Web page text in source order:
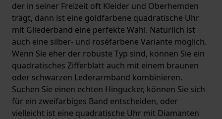
der in seiner Freizeit oft Kleider und Oberhemden
trägt, dann ist eine goldfarbene quadratische Uhr
mit Gliederband eine perfekte Wahl. Natürlich ist
auch eine silber- und roséfarbene Variante möglich.
Wenn Sie eher der robuste Typ sind, können Sie ein
quadratisches Zifferblatt auch mit einem braunen
oder schwarzen Lederarmband kombinieren.
Suchen Sie einen echten Hingucker, können Sie sich
für ein zweifarbiges Band entscheiden, oder
vielleicht ist eine quadratische Uhr mit Diamanten